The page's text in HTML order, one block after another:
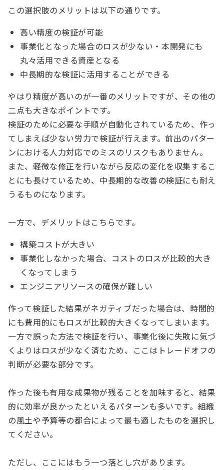
この選択肢のメリットは以下の通りです。
高い精度の検証が可能
事業化となった場合のロスが少ない・本開発にも
丸々活用できる資産となる
中長期的な検証に活用することができる
やはり精度が高いのが一番のメリットですが、その他の
二点も大きなポイントです。
検証のために必要な手順が自動化されているため、作っ
てしまえば少ない労力で検証が行えます。前出のパター
ンにおける人力対応でのミスのリスクもありません。
また、軽微な修正を行いながら反応の変化を収集するこ
とにも長けているため、中長期的な改善の検証にも耐え
うるものになります。
一方で、デメリットはこちらです。
構築コストが大きい
事業化しなかった場合、コストのロスが比較的大き
くなってしまう
エンジニアリソースの確保が難しい
作って検証した結果がネガティブだった場合は、時間的
にも費用的にもロスが比較的大きくなってしまいます。
一方で誤った方法で検証を行い、事業化後に失敗に気づ
くよりはロスが少なく済むため、ここはトレードオフの
判断が必要な部分です。
作った後も有用な成果物が残ることを加味すると、結果
的に効率が良かったといえるパターンも多いです。組織
の風土や予算等の都合によって最も適したものを選択し
てください。
ただし、ここにはもう一つ落とし穴があります。